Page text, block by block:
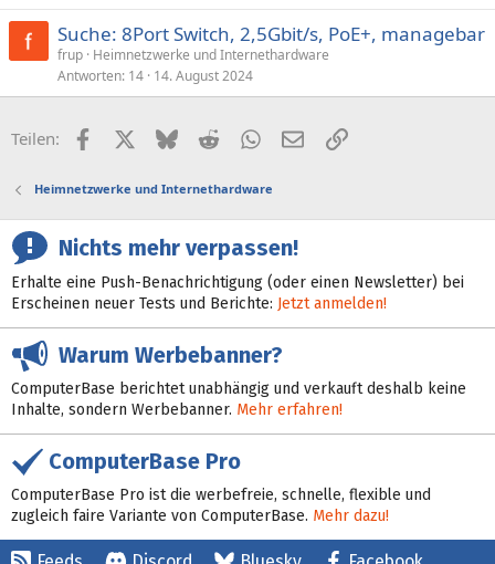
Suche: 8Port Switch, 2,5Gbit/s, PoE+, managebar
frup Heimnetzwerke und Internethardware
Antworten 14 14. August 2024
Teilen: FacebookX (Twitter)
BlueskyRedditWhatsApp
E-MailLink
Heimnetzwerke und Internethardware
Nichts mehr verpassen!
Erhalte eine Push-Benachrichtigung (oder einen Newsletter) bei
Erscheinen neuer Tests und Berichte: Jetzt anmelden!
Warum Werbebanner?
ComputerBase berichtet unabhängig und verkauft deshalb keine
Inhalte, sondern Werbebanner. Mehr erfahren!
ComputerBase Pro
ComputerBase Pro ist die werbefreie, schnelle, flexible und
zugleich faire Variante von ComputerBase. Mehr dazu!